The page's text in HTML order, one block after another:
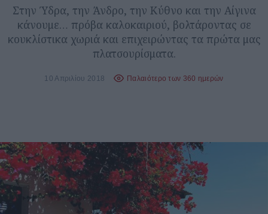
Στην Ύδρα, την Άνδρο, την Κύθνο και την Αίγινα
κάνουμε… πρόβα καλοκαιριού, βολτάροντας σε
κουκλίστικα χωριά και επιχειρώντας τα πρώτα μας
πλατσουρίσματα.
10 Απριλίου 2018 Παλαιότερο των 360 ημερών